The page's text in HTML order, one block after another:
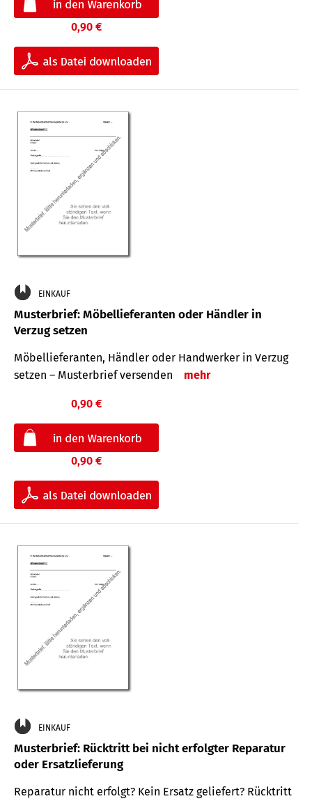
0,90 €
EINKAUF
Musterbrief: Möbellieferanten oder Händler in
Verzug setzen
Möbellieferanten, Händler oder Handwerker in Verzug
setzen – Musterbrief versenden
mehr
0,90 €
0,90 €
EINKAUF
Musterbrief: Rücktritt bei nicht erfolgter Reparatur
oder Ersatzlieferung
Reparatur nicht erfolgt? Kein Ersatz geliefert? Rücktritt